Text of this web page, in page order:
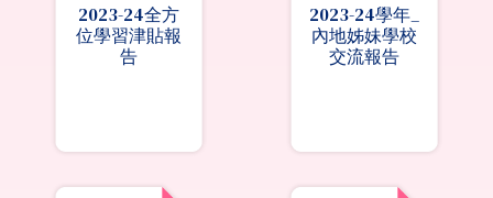
2023-24全方
位學習津貼報
告
2023-24學年_
內地姊妹學校
交流報告